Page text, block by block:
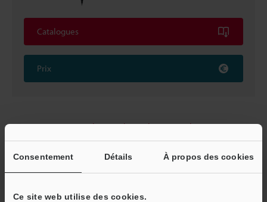
Consentement Détails À propos des cookies
Ce site web utilise des cookies.
Catalogues
Prix
Retour vers « Sélection de produits par industrie et
application »